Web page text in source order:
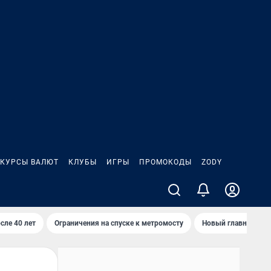
КУРСЫ ВАЛЮТ КЛУБЫ ИГРЫ ПРОМОКОДЫ ZODY
40 лет Ограничения на спуске к метромосту Новый главный